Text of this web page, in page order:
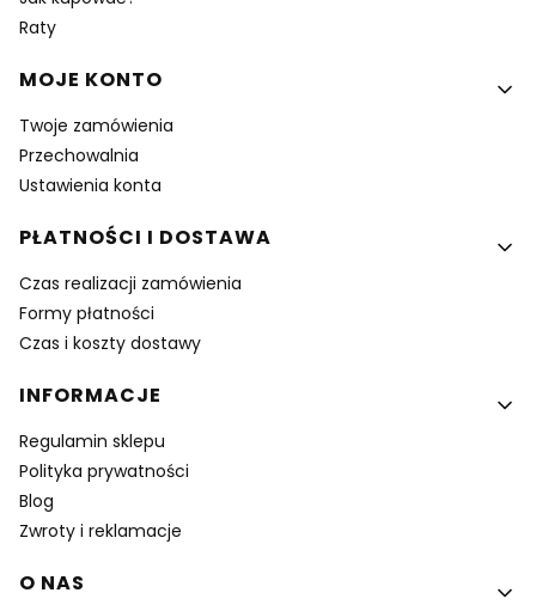
Raty
MOJE KONTO
Twoje zamówienia
Przechowalnia
Ustawienia konta
PŁATNOŚCI I DOSTAWA
Czas realizacji zamówienia
Formy płatności
Czas i koszty dostawy
INFORMACJE
Regulamin sklepu
Polityka prywatności
Blog
Zwroty i reklamacje
O NAS